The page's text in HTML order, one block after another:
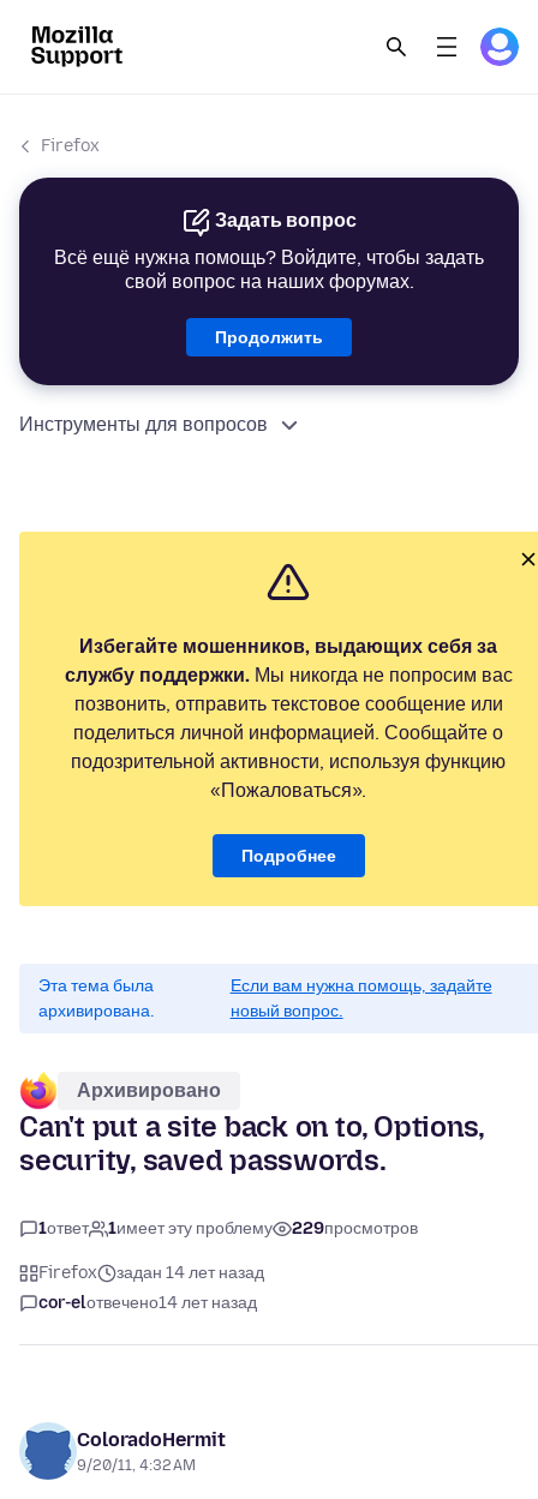
Firefox
Задать вопрос
Всё ещё нужна помощь? Войдите, чтобы задать
свой вопрос на наших форумах.
Продолжить
Инструменты для вопросов
Избегайте мошенников, выдающих себя за
службу поддержки.Мы никогда не попросим вас
позвонить, отправить текстовое сообщение или
поделиться личной информацией. Сообщайте о
подозрительной активности, используя функцию
«Пожаловаться».
Подробнее
Эта тема была
архивирована.
Если вам нужна помощь, задайте
новый вопрос.
Архивировано
Can't put a site back on to, Options,
security, saved passwords.
1ответ 1имеет эту проблему 229просмотров
Firefox
задан 14 лет назад
cor-elотвечено14 лет назад
ColoradoHermit
9/20/11, 4:32 AM